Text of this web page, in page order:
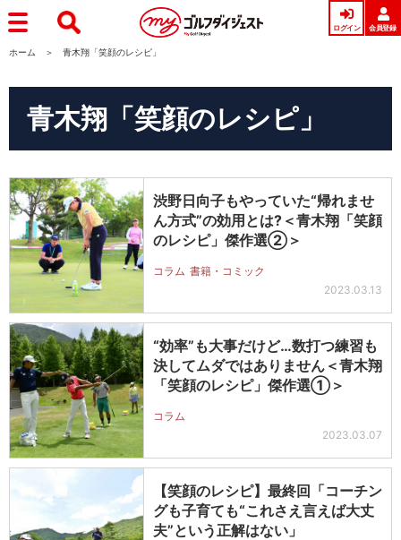
ログイン 会員登録
ホーム 青木翔「笑顔のレシピ」
青木翔「笑顔のレシピ」
渋野日向子もやっていた“帰れませ
ん方式”の効用とは?＜青木翔「笑顔
のレシピ」傑作選②＞
コラム 書籍・コミック
2023.03.13
“効率”も大事だけど…数打つ練習も
決してムダではありません＜青木翔
「笑顔のレシピ」傑作選①＞
コラム
2023.03.07
【笑顔のレシピ】最終回「コーチン
グも子育ても“これさえ言えば大丈
夫”という正解はない」